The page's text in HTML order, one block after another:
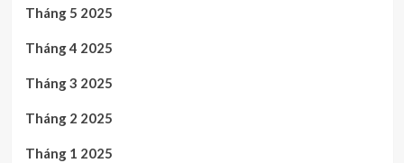
Tháng 5 2025
Tháng 4 2025
Tháng 3 2025
Tháng 2 2025
Tháng 1 2025